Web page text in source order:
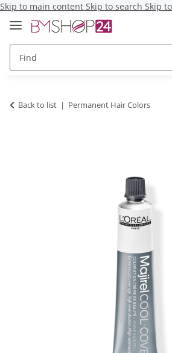
Skip to main content Skip to search Skip
Back to list Permanent Hair Colors